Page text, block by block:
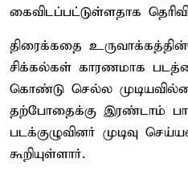
கைவிடப்பட்டுள்ளதாக
திரைக்கதை
சிக்கல்கள் காரணமாக
கொண்டு செல்ல
தற்போதைக்கு இரண்டாம்
படக்குழுவினர் முடிவு
கூறியுள்ளார்.